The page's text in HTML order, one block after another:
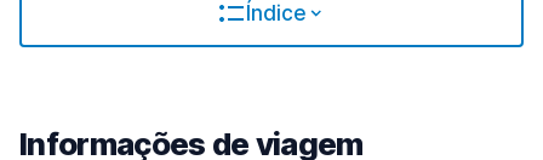
Índice
Informações de viagem